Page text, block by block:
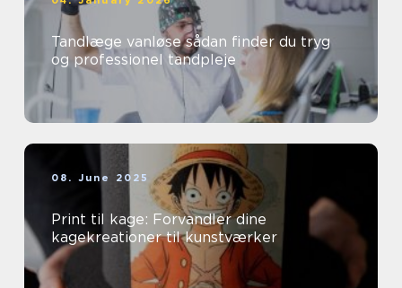
Tandlæge vanløse sådan finder du tryg
og professionel tandpleje
08. June 2025
Print til kage: Forvandler dine
kagekreationer til kunstværker